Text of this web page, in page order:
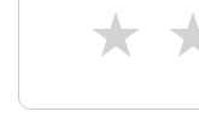
2
1